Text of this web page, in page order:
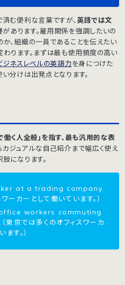
済む便利な言葉ですが、 英語では文
があります。雇用関係を強調したいの
か、組織の一員であることを伝えたい
わります。まずは最も使用頻度の高い
ジネスレベルの英語力を身につけた
分けは出発点となります。
働く人全般」を指す、最も汎用的な表
カジュアルな自己紹介まで幅広く使え
になります。
at a trading company.
ーカーとして働いています。）
workers commuting
京では多くのオフィスワーカ
す。）